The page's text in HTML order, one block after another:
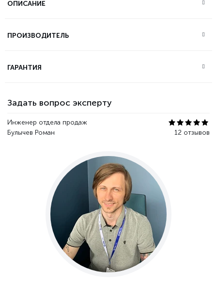
Задать вопрос эксперту
Инженер отдела продаж
Булычев Роман
12 отзывов
ОПИСАНИЕ
ПРОИЗВОДИТЕЛЬ
ГАРАНТИЯ